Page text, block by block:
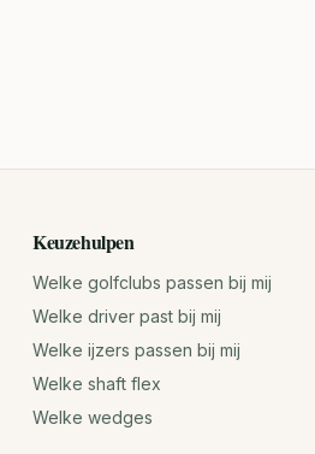
Keuzehulpen
Welke golfclubs passen bij mij
Welke driver past bij mij
Welke ijzers passen bij mij
Welke shaft flex
Welke wedges